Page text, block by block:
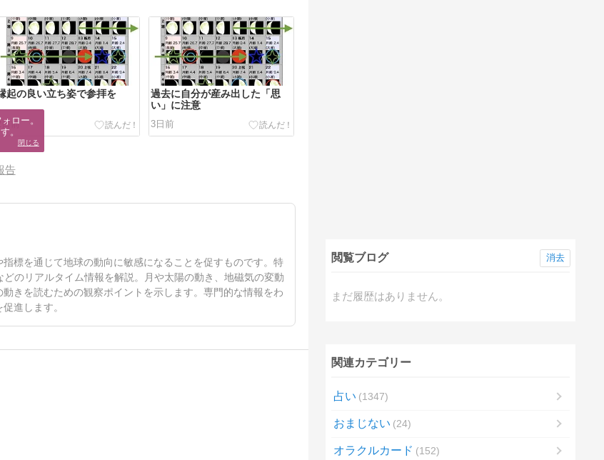
起の良い立ち姿で参拝を
日前
過去に自分が産み出した「思
い」に注意
3日前
告
標を通じて地球の動向に敏感になることを促すものです。特
のリアルタイム情報を解説。月や太陽の動き、地磁気の変動
きを読むための観察ポイントを示します。専門的な情報をわ
進します。
閲覧ブログ
まだ履歴はありません。
消去
関連カテゴリー
占い 1347
おまじない 24
オラクルカード 152
ロー。
。
閉じる